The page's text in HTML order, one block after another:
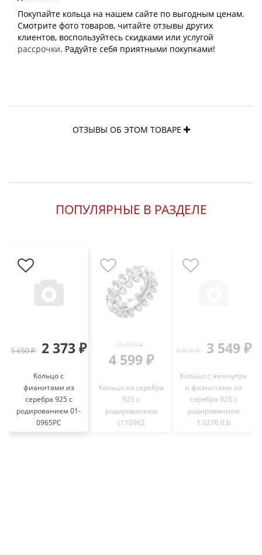
Покупайте кольца на нашем сайте по выгодным ценам.
Смотрите фото товаров, читайте отзывы других
клиентов, воспользуйтесь скидками или услугой
рассрочки. Радуйте себя приятными покупками!
ОТЗЫВЫ ОБ ЭТОМ ТОВАРЕ
ПОПУЛЯРНЫЕ В РАЗДЕЛЕ
5 650 ₽ 2 373 ₽
Кольцо с
фианитами из
серебра 925 с
родированием 01-
0965РС
10 950 ₽
4 599 ₽
Кольцо из серебра
925 с
родированием
с110962
8 450 ₽ 3 549 ₽
Кольцо с жемчугом
и фианитами из
серебра 925 с
родированием
1.0276.0.b